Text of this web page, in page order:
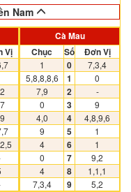
Nam
Vị
Cà Mau
Chục
Số Đơn Vị
1 0
7,3,4
5,8,8,8,6
1
0
7,9
2
-
0
3
9
4,0
4
4,8,9,6
9
5
1
4
6
1
0
7
9,2
4
8
1,1,1
7,3,4
9 5,2